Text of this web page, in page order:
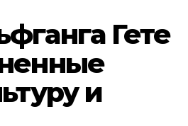
Гете
и